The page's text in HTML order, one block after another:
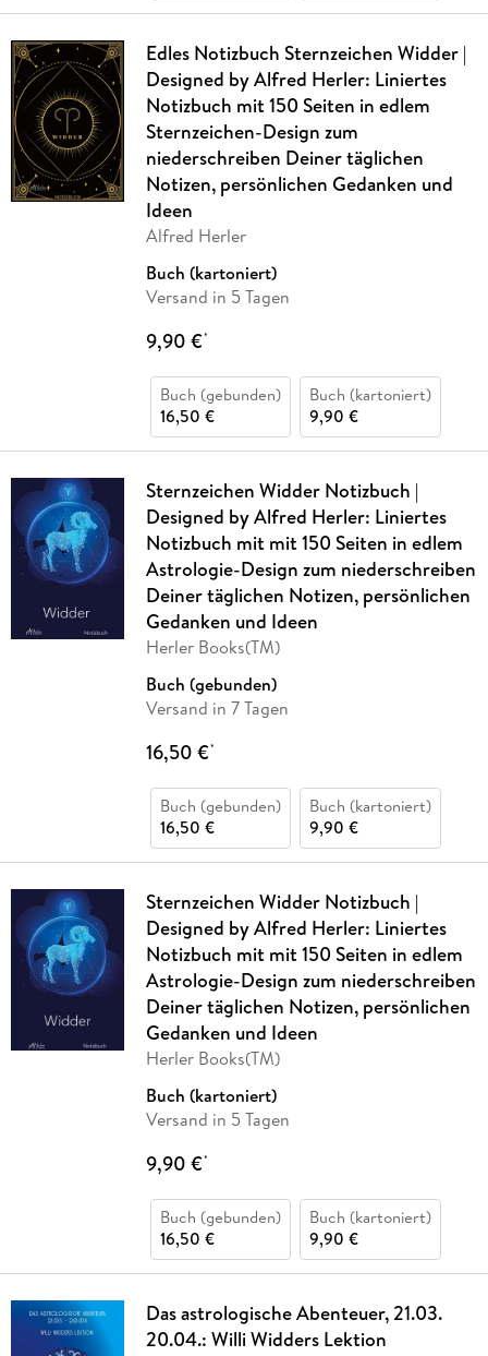
Edles Notizbuch Sternzeichen Widder |
Designed by Alfred Herler: Liniertes
Notizbuch mit 150 Seiten in edlem
Sternzeichen-Design zum
niederschreiben Deiner täglichen
Notizen, persönlichen Gedanken und
Ideen
Alfred Herler
Buch (kartoniert)
Versand in 5 Tagen
9,90 €*
Buch (gebunden)
16,50 €
Buch (kartoniert)
9,90 €
Sternzeichen Widder Notizbuch |
Designed by Alfred Herler: Liniertes
Notizbuch mit mit 150 Seiten in edlem
Astrologie-Design zum niederschreiben
Deiner täglichen Notizen, persönlichen
Gedanken und Ideen
Herler Books(TM)
Buch (gebunden)
Versand in 7 Tagen
16,50 €*
Buch (gebunden)
16,50 €
Buch (kartoniert)
9,90 €
Sternzeichen Widder Notizbuch |
Designed by Alfred Herler: Liniertes
Notizbuch mit mit 150 Seiten in edlem
Astrologie-Design zum niederschreiben
Deiner täglichen Notizen, persönlichen
Gedanken und Ideen
Herler Books(TM)
Buch (kartoniert)
Versand in 5 Tagen
9,90 €*
Buch (gebunden)
16,50 €
Buch (kartoniert)
9,90 €
Das astrologische Abenteuer, 21.03.
20.04.: Willi Widders Lektion